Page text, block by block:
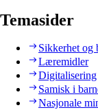
Temasider
Sikkerhet og
Læremidler
Digitalisering
Samisk i
Nasjonale